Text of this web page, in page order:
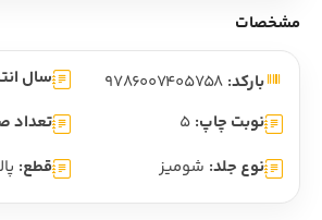
مشخصات
بارکد: سال
نوبت چاپ: 5 تعداد
نوع جلد: شومیز قطع: